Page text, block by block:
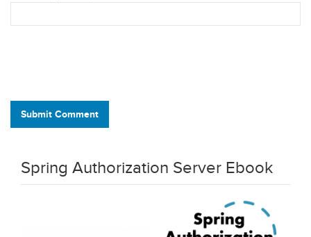
Submit Comment
Spring Authorization Server Ebook